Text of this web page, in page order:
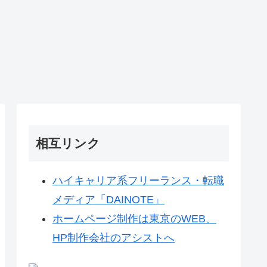
相互リンク
ハイキャリア系フリーランス・転職
メディア「DAINOTE」
ホームページ制作は東京のWEB、
HP制作会社のアシストへ